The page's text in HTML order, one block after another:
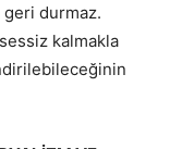
geri durmaz.
kalmakla